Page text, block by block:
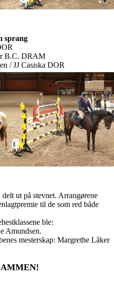
sprang
B.C. DRAM
/ JJ Casiska DOR
ut på stevnet. Arrangørene
til de som red både
ble:
Amundsen.
mesterskap: Margrethe Låker